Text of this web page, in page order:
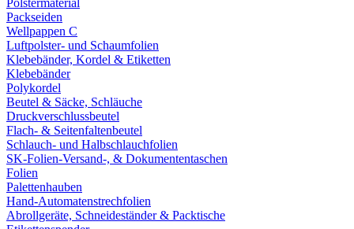
Polstermaterial
Packseiden
Wellpappen C
Luftpolster- und Schaumfolien
Klebebänder, Kordel & Etiketten
Klebebänder
Polykordel
Beutel & Säcke, Schläuche
Druckverschlussbeutel
Flach- & Seitenfaltenbeutel
Schlauch- und Halbschlauchfolien
SK-Folien-Versand-, & Dokumententaschen
Folien
Palettenhauben
Hand-Automatenstrechfolien
Abrollgeräte, Schneideständer & Packtische